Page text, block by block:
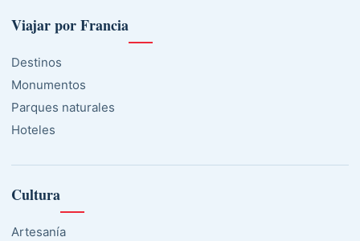
Viajar por Francia
Destinos
Monumentos
Parques naturales
Hoteles
Cultura
Artesanía